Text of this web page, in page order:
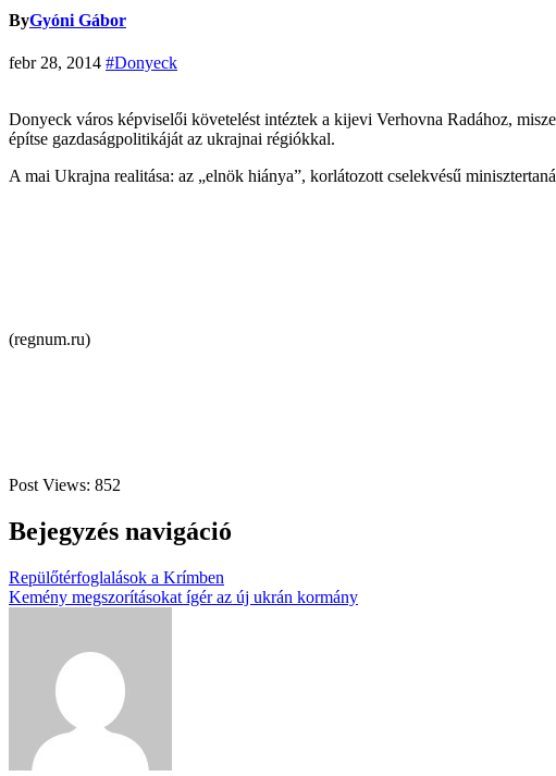
ByGyóni Gábor
febr 28, 2014 #Donyeck
Donyeck város képviselői követelést intéztek a kijevi Verhovna Radához,
építse gazdaságpolitikáját az ukrajnai régiókkal.
A mai Ukrajna realitása: az „elnök hiánya”, korlátozott cselekvésű
(regnum.ru)
Post Views: 852
Bejegyzés navigáció
Repülőtérfoglalások a Krímben
Kemény megszorításokat ígér az új ukrán kormány